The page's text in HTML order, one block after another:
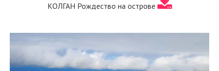
КОЛГАН Рождество на острове